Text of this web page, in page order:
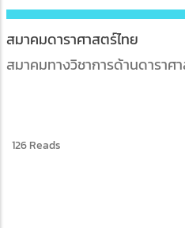
สมาคมดาราศาสตร์ไทย
สมาคมทางวิชาการด้านดาราศ
126 Reads